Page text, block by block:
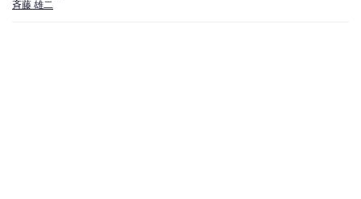
斉藤 雄二